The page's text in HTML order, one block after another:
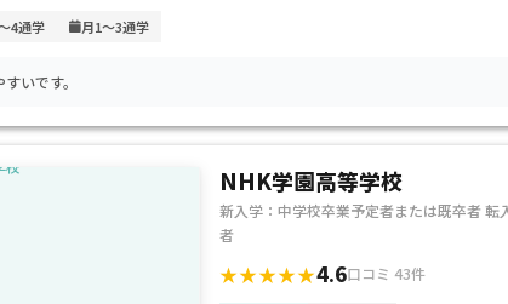
支援を行っています。また、進学コースや専門コースもあり、進学や
ます。部活動や学校行事も充実しており、学校生活を楽しみながら学
、個別の支援が必要な生徒におすすめの学校です。
4通学 月1～3通学
いです。
NHK学園高等学校
新入学：中学校卒業予定者または既卒者
者
★★★★★4.6口コミ 43件